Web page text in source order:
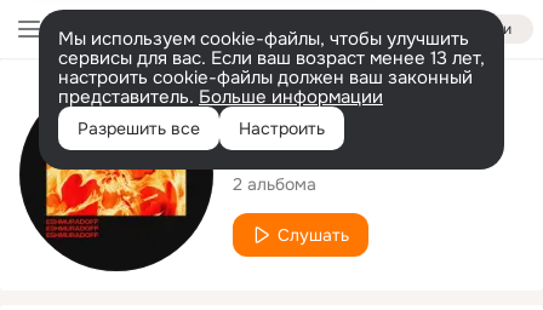
Войти
Мы используем cookie-файлы, чтобы улучшить
сервисы для вас. Если ваш возраст менее 13 лет,
настроить cookie-файлы должен ваш законный
представитель. Больше информации
Разрешить все Настроить
Исполнитель
EshmuradoFF
2 альбома
Слушать